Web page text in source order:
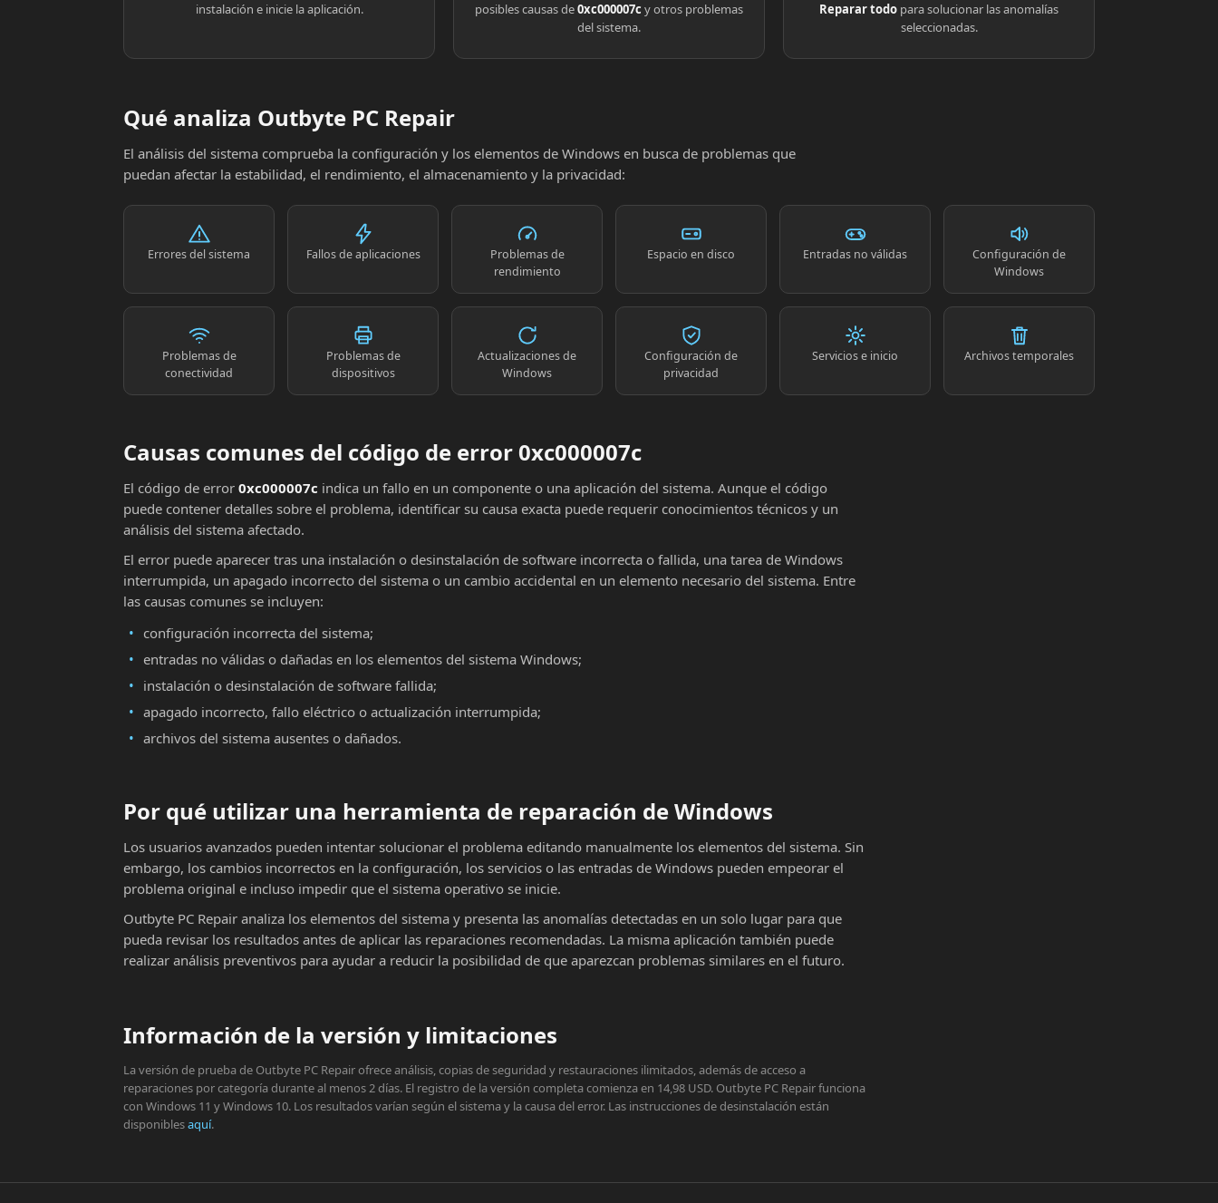
instalación e inicie la aplicación.
posibles causas de0xc000007c y otros problemas
del sistema.
Reparar todo para solucionar las anomalías
seleccionadas.
Qué analiza Outbyte PC Repair
El análisis del sistema comprueba la configuración y los elementos de Windows en busca de problemas que
puedan afectar la estabilidad, el rendimiento, el almacenamiento y la privacidad:
Errores del sistema Fallos de aplicaciones
Problemas de
rendimiento
Espacio en disco Entradas no válidas
Configuración de
Windows
Problemas de
conectividad
Problemas de
dispositivos
Actualizaciones de
Windows
Configuración de
privacidad
Servicios e inicio Archivos temporales
Causas comunes del código de error 0xc000007c
El código de error 0xc000007c indica un fallo en un componente o una aplicación del sistema. Aunque el código
puede contener detalles sobre el problema, identificar su causa exacta puede requerir conocimientos técnicos y un
análisis del sistema afectado.
El error puede aparecer tras una instalación o desinstalación de software incorrecta o fallida, una tarea de Windows
interrumpida, un apagado incorrecto del sistema o un cambio accidental en un elemento necesario del sistema. Entre
las causas comunes se incluyen:
configuración incorrecta del sistema;
entradas no válidas o dañadas en los elementos del sistema Windows;
instalación o desinstalación de software fallida;
apagado incorrecto, fallo eléctrico o actualización interrumpida;
archivos del sistema ausentes o dañados.
Por qué utilizar una herramienta de reparación de Windows
Los usuarios avanzados pueden intentar solucionar el problema editando manualmente los elementos del sistema. Sin
embargo, los cambios incorrectos en la configuración, los servicios o las entradas de Windows pueden empeorar el
problema original e incluso impedir que el sistema operativo se inicie.
Outbyte PC Repair analiza los elementos del sistema y presenta las anomalías detectadas en un solo lugar para que
pueda revisar los resultados antes de aplicar las reparaciones recomendadas. La misma aplicación también puede
realizar análisis preventivos para ayudar a reducir la posibilidad de que aparezcan problemas similares en el futuro.
Información de la versión y limitaciones
La versión de prueba de Outbyte PC Repair ofrece análisis, copias de seguridad y restauraciones ilimitados, además de acceso a
reparaciones por categoría durante al menos 2 días. El registro de la versión completa comienza en 14,98 USD. Outbyte PC Repair funciona
con Windows 11 y Windows 10. Los resultados varían según el sistema y la causa del error. Las instrucciones de desinstalación están
disponiblesaquí.